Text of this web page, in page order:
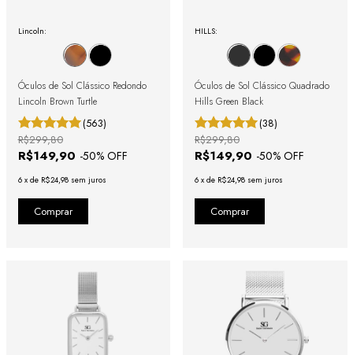
Lincoln:
Óculos de Sol Clássico Redondo
Lincoln Brown Turtle
(563)
R$149,90 -50% OFF
R$299,80
6 x de R$24,98 sem juros
HILLS:
Óculos de Sol Clássico Quadrado
Hills Green Black
(38)
R$149,90 -50% OFF
R$299,80
6 x de R$24,98 sem juros